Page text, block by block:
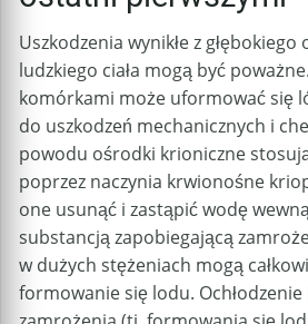
Uszkodzenia wynikłe z głębokiego
ludzkiego ciała mogą być
komórkami może uformować się
do uszkodzeń mechanicznych i
powodu ośrodki krioniczne
poprzez naczynia krwionośne
one usunąć i zastąpić wodę
substancją zapobiegającą
w dużych stężeniach mogą
formowanie się lodu.